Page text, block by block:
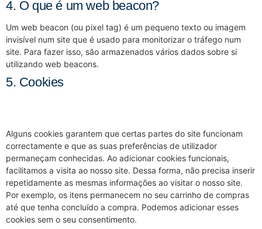
4. O que é um web beacon?
Um web beacon (ou pixel tag) é um pequeno texto ou imagem
invisível num site que é usado para monitorizar o tráfego num
site. Para fazer isso, são armazenados vários dados sobre si
utilizando web beacons.
5. Cookies
Alguns cookies garantem que certas partes do site funcionam
correctamente e que as suas preferências de utilizador
permaneçam conhecidas. Ao adicionar cookies funcionais,
facilitamos a visita ao nosso site. Dessa forma, não precisa inserir
repetidamente as mesmas informações ao visitar o nosso site.
Por exemplo, os itens permanecem no seu carrinho de compras
até que tenha concluído a compra. Podemos adicionar esses
cookies sem o seu consentimento.